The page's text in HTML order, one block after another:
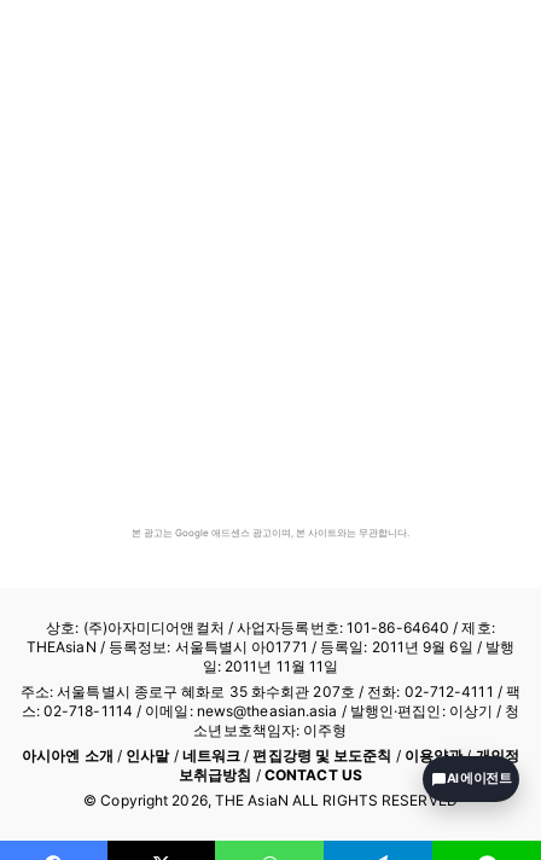
본 광고는 Google 애드센스 광고이며, 본 사이트와는 무관합니다.
상호: (주)아자미디어앤컬처 /사업자등록번호: 101-86-64640 / 제호:
THEAsiaN / 등록정보: 서울특별시 아01771 / 등록일: 2011년 9월 6일 / 발행
일: 2011년 11월 11일
주소: 서울특별시 종로구 혜화로 35 화수회관 207호 / 전화: 02-712-4111 / 팩
스: 02-718-1114 / 이메일: news@theasian.asia / 발행인·편집인: 이상기 / 청
소년보호책임자: 이주형
아시아엔 소개 / 인사말/ 네트워크 /편집강령 및 보도준칙 / 이용약관/개인정
보취급방침 / CONTACT US
© Copyright 2026, THE AsiaN ALL RIGHTS RESERVED
AI 에이전트